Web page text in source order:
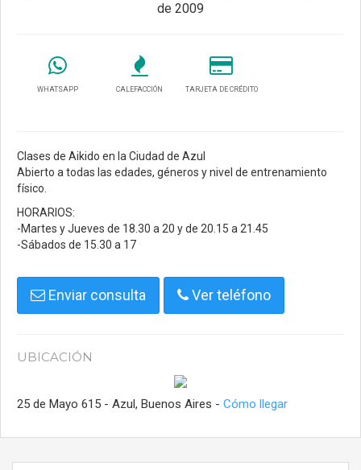
de 2009
WHATSAPP CALEFACCIÓN TARJETA DE CRÉDITO
Clases de Aikido en la Ciudad de Azul
Abierto a todas las edades, géneros y nivel de entrenamiento
físico.
HORARIOS:
-Martes y Jueves de 18.30 a 20 y de 20.15 a 21.45
-Sábados de 15.30 a 17
Enviar consulta Ver teléfono
UBICACIÓN
25 de Mayo 615 - Azul, Buenos Aires - Cómo llegar